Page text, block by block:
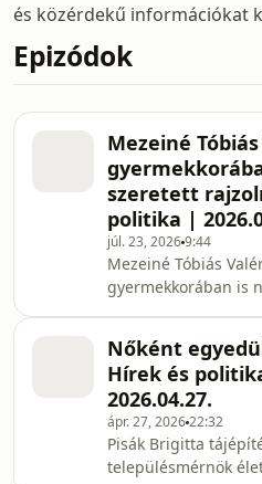
és közérdekű információkat
Epizódok
Mezeiné
szeretett
politika |
júl. 23, 20269:44
Mezeiné Tóbiás
gyermekkorában is
munka mellett.
azonban hódolhatott
mert mára azzá vált.
belső világát, azt az
természet
életében magában
Nőként
Hírek és
2026.04.27.
ápr. 27, 202622:32
Pisák Brigitta
településmérnök